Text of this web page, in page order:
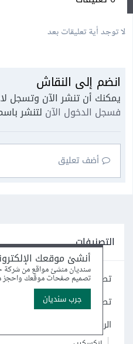
لا توجد أية تعليقات بعد
انضم إلى النقاش
يمكنك أن تنشر الآن وتسجل
فسجل الدخول الآن لتنشر
أضف تعليق
التصنيفات
تصميم تجربة المستخدم UX
تصميم واجهة المستخدم UI
الرسوميات